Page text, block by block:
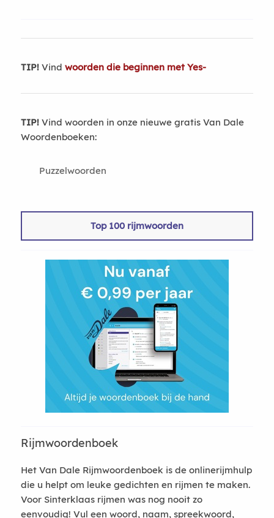
TIP!Vind woorden die beginnen met Yes-
TIP!Vind woorden in onze nieuwe gratis Van Dale
Woordenboeken:
Puzzelwoorden
Top 100 rijmwoorden
Rijmwoordenboek
Het Van Dale Rijmwoordenboek is de onlinerijmhulp
die u helpt om leuke gedichten en rijmen te maken.
Voor Sinterklaas rijmen was nog nooit zo
eenvoudig! Vul een woord, naam, spreekwoord,